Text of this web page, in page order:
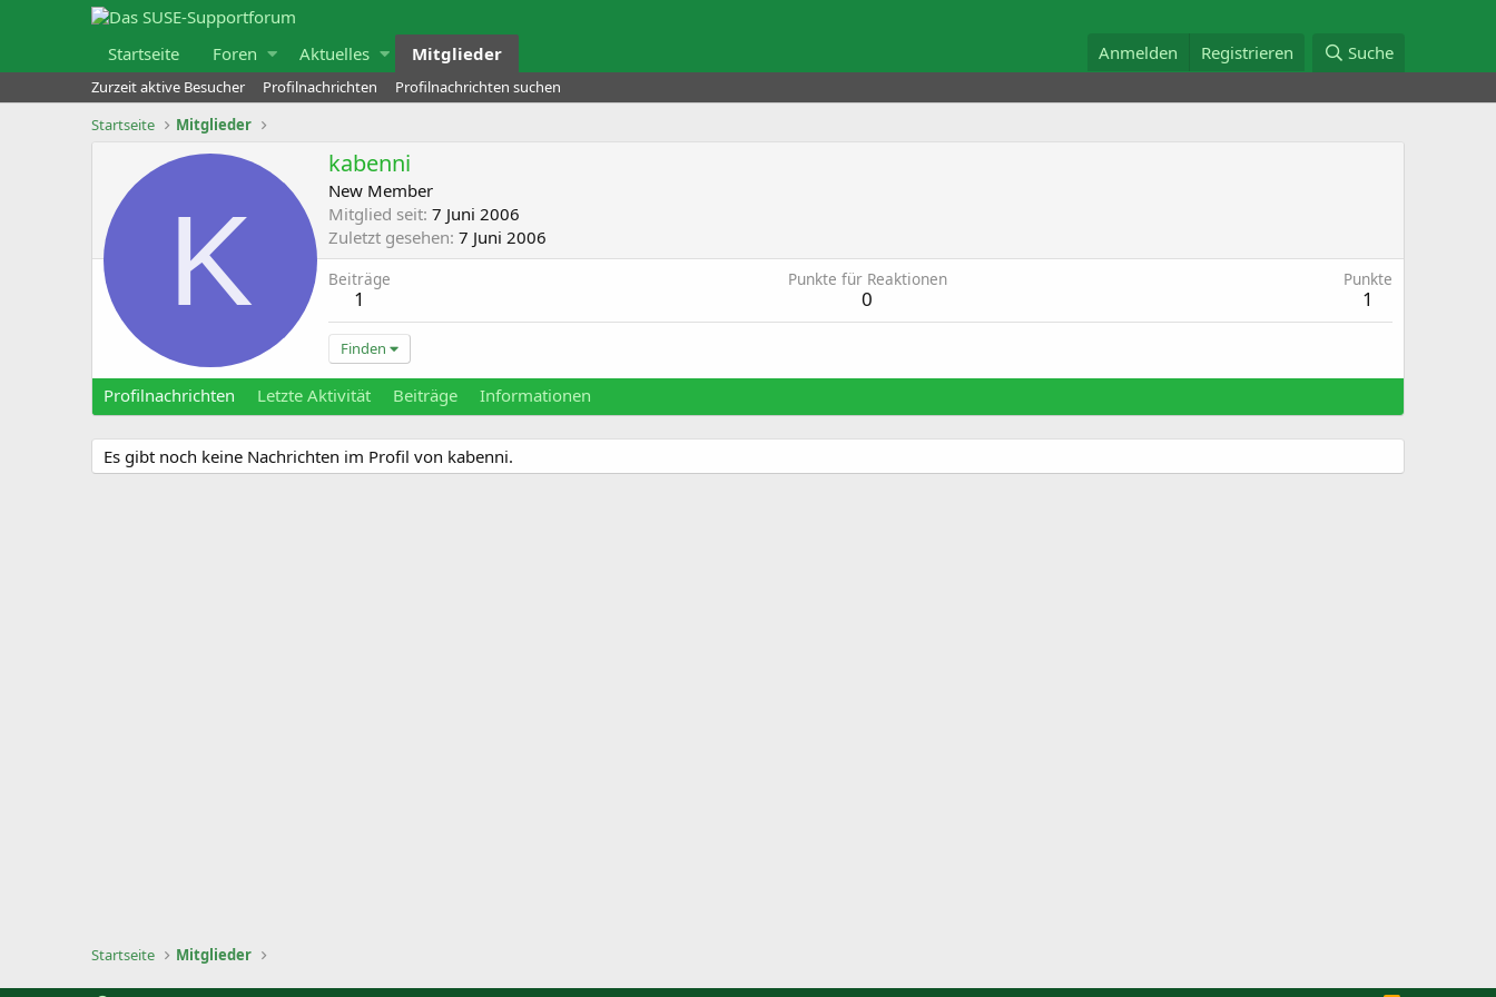
Startseite Foren Aktuelles Mitglieder Anmelden Registrieren Suche
Zurzeit aktive Besucher Profilnachrichten
Profilnachrichten suchen
Startseite
Mitglieder
K
kabenni
New Member
Mitglied seit 7 Juni 2006
Zuletzt gesehen 7 Juni 2006
Beiträge
1
Punkte für Reaktionen
0
Punkte
1
Finden
Profilnachrichten Letzte Aktivität Beiträge Informationen
Es gibt noch keine Nachrichten im Profil von kabenni.
Startseite Mitglieder